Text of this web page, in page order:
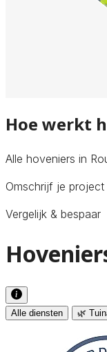
Hoe werkt
Alle hoveniers in
Omschrijf je project
Vergelijk & bespaar
Alle diensten 🌿